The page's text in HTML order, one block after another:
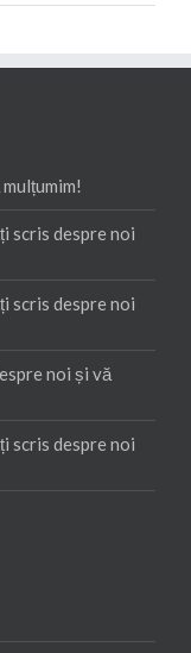
scris despre noi
scris despre noi
noi și vă
scris despre noi